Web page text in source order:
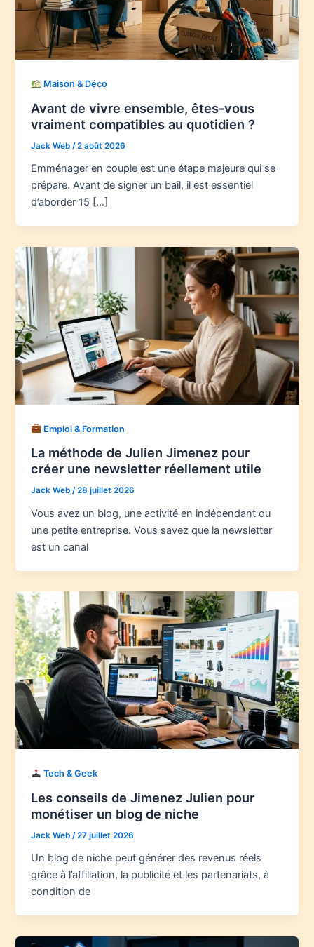
Maison & Déco
Avant de vivre ensemble, êtes-vous
vraiment compatibles au quotidien ?
Jack Web /2 août 2026
Emménager en couple est une étape majeure qui se
prépare. Avant de signer un bail, il est essentiel
d’aborder 15 […]
Emploi & Formation
La méthode de Julien Jimenez pour
créer une newsletter réellement utile
Jack Web/28 juillet 2026
Vous avez un blog, une activité en indépendant ou
une petite entreprise. Vous savez que la newsletter
est un canal
Tech & Geek
Les conseils de Jimenez Julien pour
monétiser un blog de niche
Jack Web /27 juillet 2026
Un blog de niche peut générer des revenus réels
grâce à l’affiliation, la publicité et les partenariats, à
condition de